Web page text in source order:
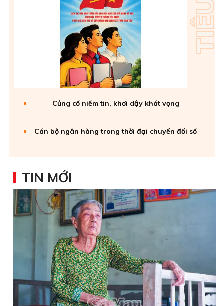
Củng cố niềm tin, khơi dậy khát vọng
Cán bộ ngân hàng trong thời đại chuyển đổi số
TIN MỚI